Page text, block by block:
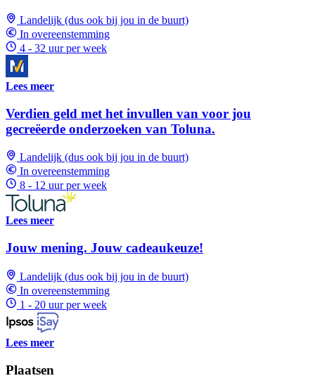
Landelijk (dus ook bij jou in de buurt)
In overeenstemming
4 - 32 uur per week
Lees meer
Verdien geld met het invullen van voor jou
gecreëerde onderzoeken van Toluna.
Landelijk (dus ook bij jou in de buurt)
In overeenstemming
8 - 12 uur per week
Lees meer
Jouw mening. Jouw cadeaukeuze!
Landelijk (dus ook bij jou in de buurt)
In overeenstemming
1 - 20 uur per week
Lees meer
Plaatsen